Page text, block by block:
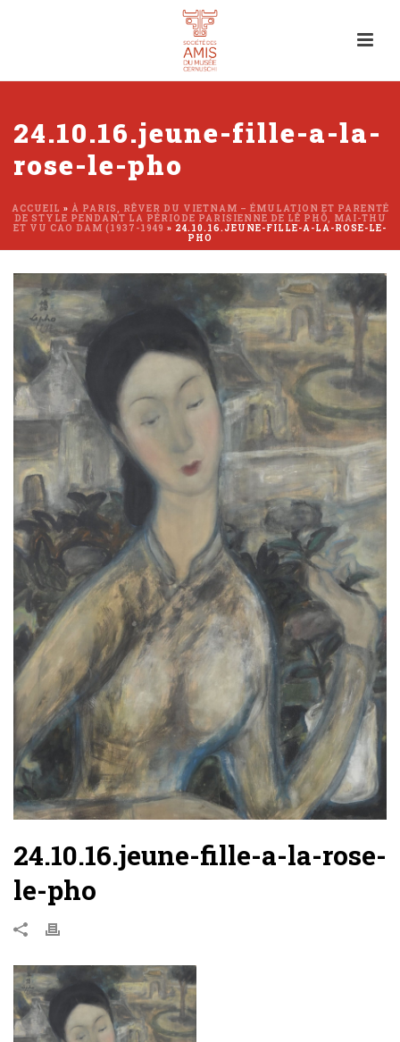
24.10.16.jeune-fille-a-la-
rose-le-pho
ACCUEIL » À PARIS, RÊVER DU VIETNAM – ÉMULATION ET PARENTÉ
DE STYLE PENDANT LA PÉRIODE PARISIENNE DE LÊ PHÔ, MAI-THU
ET VU CAO DAM (1937-1949 » 24.10.16.JEUNE-FILLE-A-LA-ROSE-LE-
PHO
24.10.16.jeune-fille-a-la-rose-
le-pho